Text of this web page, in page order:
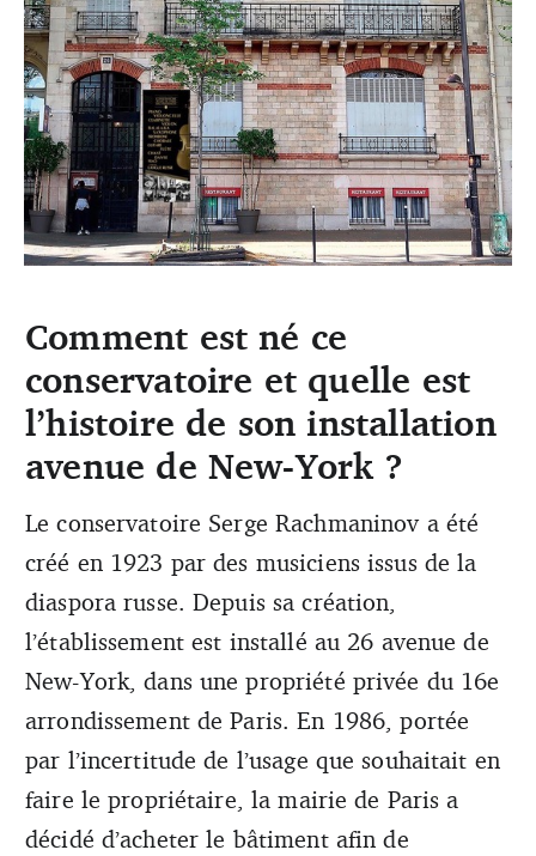
Si les murs de l'établissement sont menacés, le
conservatoire risque de disparaître, et l’offre culturelle
qu’il propose également... (DR)
Comment est né ce
conservatoire et quelle est
l’histoire de son installation
avenue de New-York ?
Le conservatoire Serge Rachmaninov a été
créé en 1923 par des musiciens issus de la
diaspora russe. Depuis sa création,
l’établissement est installé au 26 avenue de
New-York, dans une propriété privée du 16e
arrondissement de Paris. En 1986, portée
par l’incertitude de l’usage que souhaitait en
faire le propriétaire, la mairie de Paris a
décidé d’acheter le bâtiment afin de